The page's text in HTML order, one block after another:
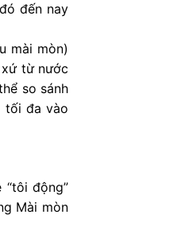
đến nay
mài mòn)
từ nước
so sánh
tối đa vào
động”
Mài mòn